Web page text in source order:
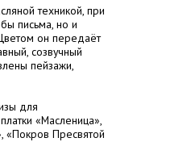
техникой, при
письма, но и
он передаёт
созвучный
пейзажи,
для
«Масленица»,
«Покров Пресвятой